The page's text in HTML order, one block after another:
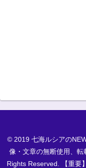
© 2019 七海ルシアの
像・文章の無断使用、
Rights Reserved. 【重要